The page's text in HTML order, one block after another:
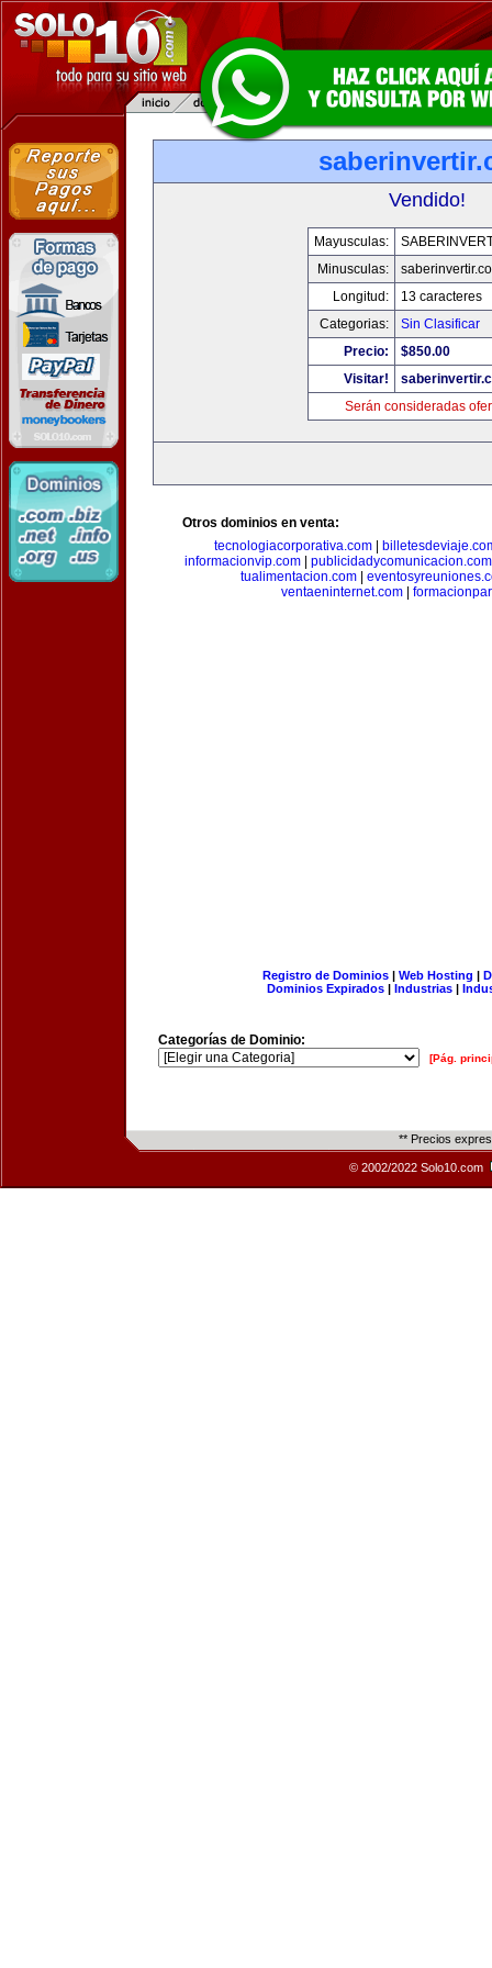
Vendido!
Mayusculas:
Minusculas:
Longitud:
13 caracteres
Categorias:
Sin Clasificar
Precio:
$850.00
Visitar!
Serán consideradas
Otros dominios en venta:
tecnologiacorporativa.com|
informacionvip.com| publicidadycomunicacion.com
tualimentacion.com
ventaeninternet.com|
Registro de Dominios| Web Hosting |
Dominios Expirados | Industrias |
Categorías de Dominio:
[Pág.
** Precios
© 2002/2022 Solo10.com